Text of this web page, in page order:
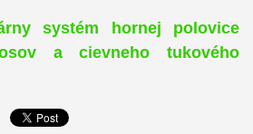
systém hornej polovice
a cievneho tukového